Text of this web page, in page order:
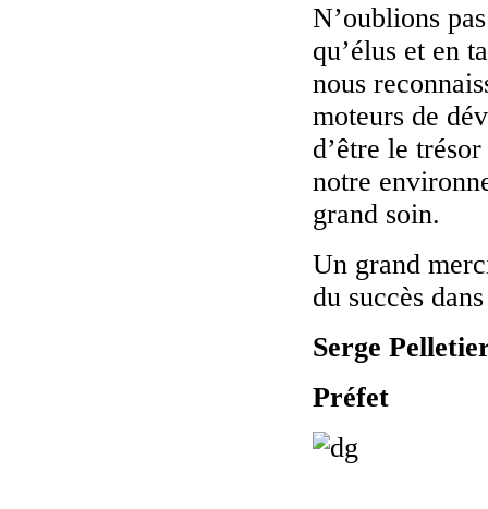
N’oublions
qu’élus et en
nous
moteurs de
d’être le
notre
grand soin.
Un grand
du succès
Serge
Préfet